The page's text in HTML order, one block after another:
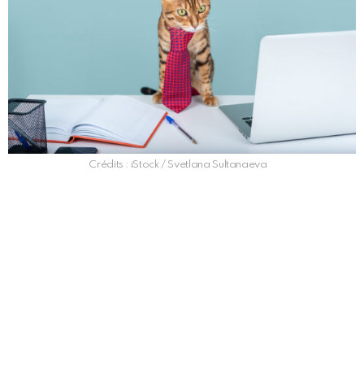
Crédits : iStock / Svetlana Sultanaeva